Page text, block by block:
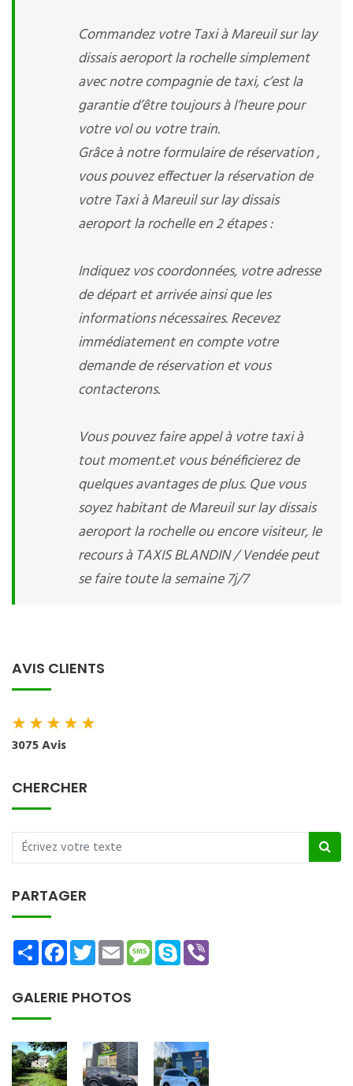
Commandez votre Taxi à Mareuil sur lay
dissais aeroport la rochelle simplement
avec notre compagnie de taxi, c’est la
garantie d’être toujours à l’heure pour
votre vol ou votre train.
Grâce à notre formulaire de réservation ,
vous pouvez effectuer la réservation de
votre Taxi à Mareuil sur lay dissais
aeroport la rochelle en 2 étapes :
Indiquez vos coordonnées, votre adresse
de départ et arrivée ainsi que les
informations nécessaires. Recevez
immédiatement en compte votre
demande de réservation et vous
contacterons.
Vous pouvez faire appel à votre taxi à
tout moment.et vous bénéficierez de
quelques avantages de plus. Que vous
soyez habitant de Mareuil sur lay dissais
aeroport la rochelle ou encore visiteur, le
recours à TAXIS BLANDIN / Vendée peut
se faire toute la semaine 7j/7
AVIS CLIENTS
★★★★★
3075 Avis
CHERCHER
PARTAGER
ShareFacebookTwitterEmailMessage
Skype
GALERIE PHOTOS